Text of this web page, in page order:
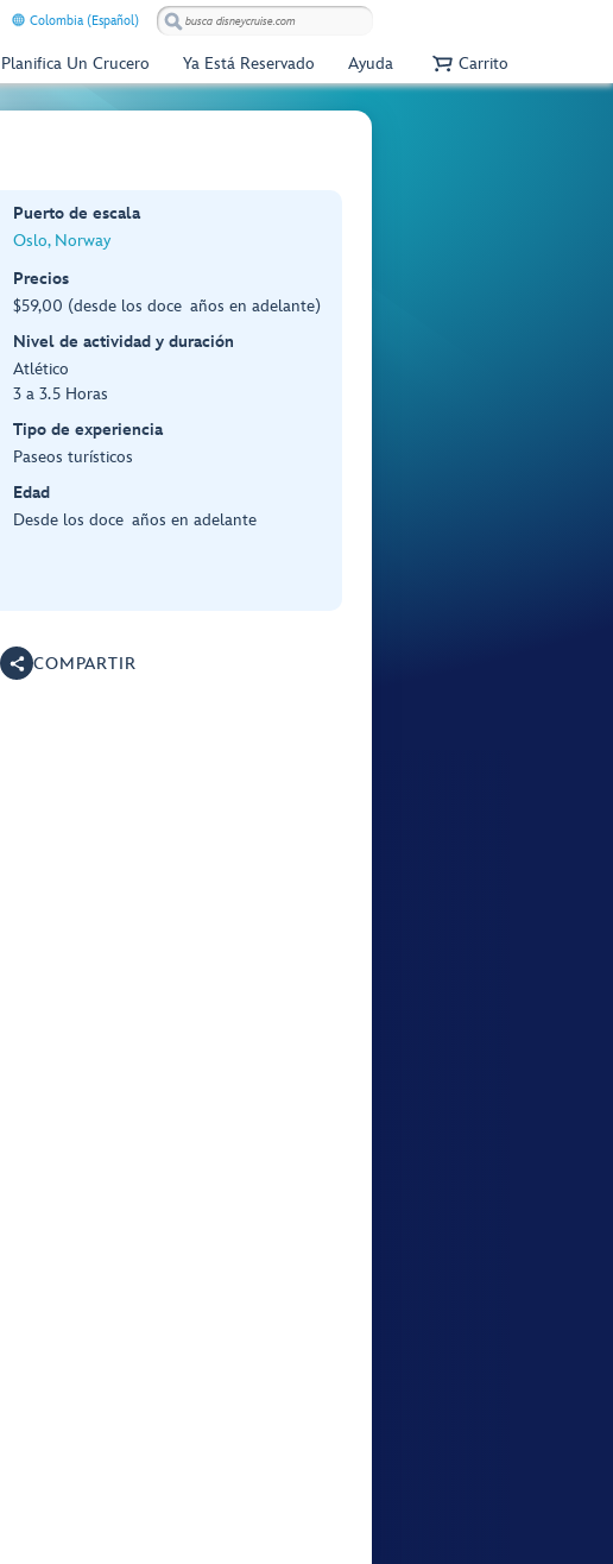
Colombia (Español)
Planifica Un Crucero Ya Está Reservado Ayuda Carrito
Puerto de escala
Oslo, Norway
Precios
$59,00 (desde los doce años en adelante)
Nivel de actividad y duración
Atlético
3 a 3.5 Horas
Tipo de experiencia
Paseos turísticos
Edad
Desde los doce años en adelante
COMPARTIR